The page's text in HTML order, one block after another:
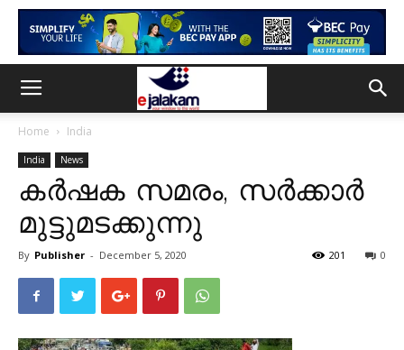
Home India
India News
കർഷക സമരം, സർക്കാർ
മുട്ടുമടക്കുന്നു
By Publisher - December 5, 2020 0
201